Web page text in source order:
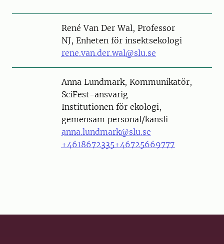
PersonRené Van Der Wal, Professor
NJ, Enheten för insektsekologi
rene.van.der.wal@slu.se
PersonAnna Lundmark, Kommunikatör,
SciFest-ansvarig
Institutionen för ekologi,
gemensam personal/kansli
anna.lundmark@slu.se
+4618672335+46725669777